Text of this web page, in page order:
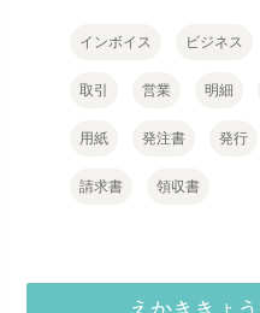
インボイス ビジネス
取引 営業 明細
用紙 発注書 発行
請求書 領収書